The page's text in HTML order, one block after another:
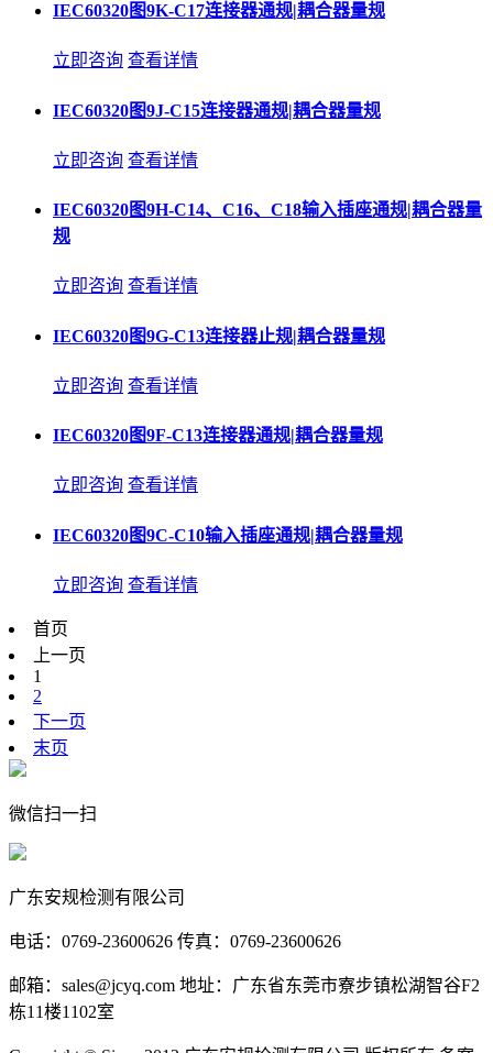
IEC60320图9K-C17连接器通规|耦合器量规
立即咨询 查看详情
IEC60320图9J-C15连接器通规|耦合器量规
立即咨询 查看详情
IEC60320图9H-C14、C16、C18输入插座通规|耦合器量
规
立即咨询 查看详情
IEC60320图9G-C13连接器止规|耦合器量规
立即咨询 查看详情
IEC60320图9F-C13连接器通规|耦合器量规
立即咨询 查看详情
IEC60320图9C-C10输入插座通规|耦合器量规
立即咨询 查看详情
首页
上一页
1
2
下一页
末页
微信扫一扫
广东安规检测有限公司
电话：0769-23600626 传真：0769-23600626
邮箱：sales@jcyq.com 地址：广东省东莞市寮步镇松湖智谷F2
栋11楼1102室